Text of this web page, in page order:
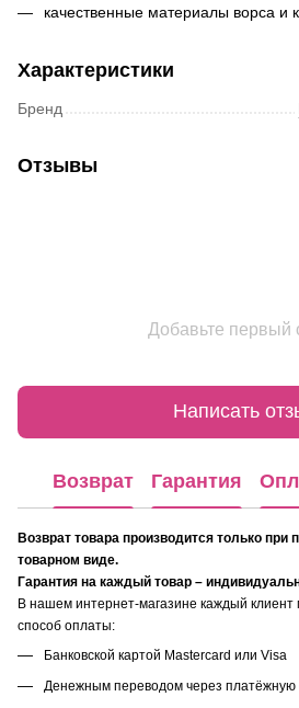
качественные материалы ворса и
Характеристики
Бренд
Отзывы
Добавьте первый
Написать
Возврат Гарантия
Возврат товара производится только при
товарном виде.
Гарантия на каждый товар –
В нашем интернет-магазине каждый
способ оплаты:
Банковской картой Mastercard или Visa
Денежным переводом через платёжную